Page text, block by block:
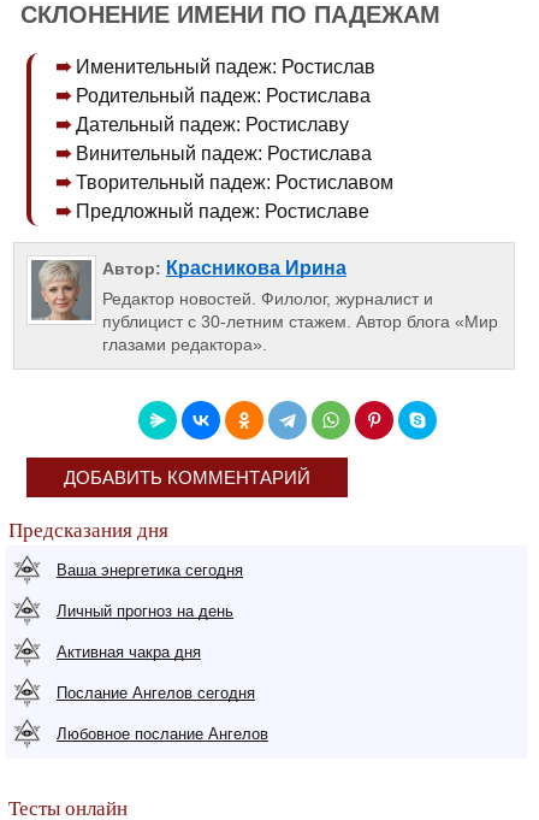
СКЛОНЕНИЕ ИМЕНИ ПО ПАДЕЖАМ
Именительный падеж: Ростислав
Родительный падеж: Ростислава
Дательный падеж: Ростиславу
Винительный падеж: Ростислава
Творительный падеж: Ростиславом
Предложный падеж: Ростиславе
Автор: Красникова Ирина
Редактор новостей. Филолог, журналист и
публицист с 30-летним стажем. Автор блога «Мир
глазами редактора».
ДОБАВИТЬ КОММЕНТАРИЙ
Предсказания дня
Ваша энергетика сегодня
Личный прогноз на день
Активная чакра дня
Послание Ангелов сегодня
Любовное послание Ангелов
Тесты онлайн